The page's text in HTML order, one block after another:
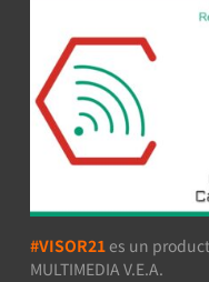
#VISOR21 es un
MULTIMEDIA V.E.A.